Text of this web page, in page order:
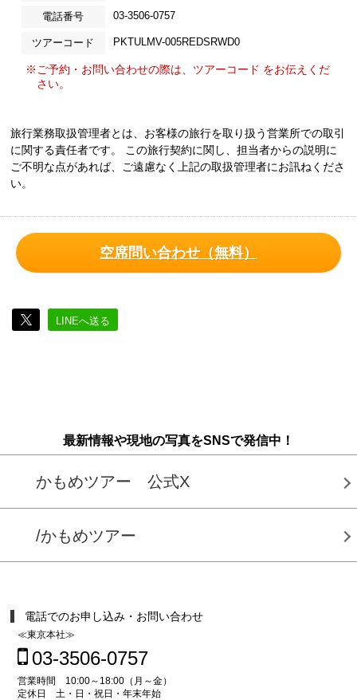
電話番号 03-3506-0757
ツアーコード PKTULMV-005REDSRWD0
※ご予約・お問い合わせの際は、ツアーコード をお伝えくだ
さい。
旅行業務取扱管理者とは、お客様の旅行を取り扱う営業所での取引
に関する責任者です。 この旅行契約に関し、担当者からの説明に
ご不明な点があれば、ご遠慮なく上記の取扱管理者にお訊ねくださ
い。
空席問い合わせ（無料）
LINEへ送る
最新情報や現地の写真をSNSで発信中！
かもめツアー 公式X
/かもめツアー
電話でのお申し込み・お問い合わせ
≪東京本社≫
03-3506-0757
営業時間 10:00～18:00（月～金）
定休日 土・日・祝日・年末年始